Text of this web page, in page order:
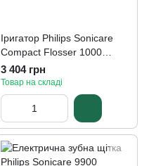
Іригатор Philips Sonicare
Compact Flosser 1000
HX3333/24
3 404 грн
Товар на складі